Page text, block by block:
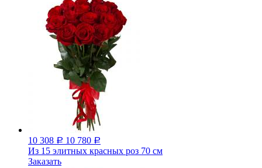
10 308 Р 10 780 Р
Из 15 элитных красных роз 70 см
Заказать